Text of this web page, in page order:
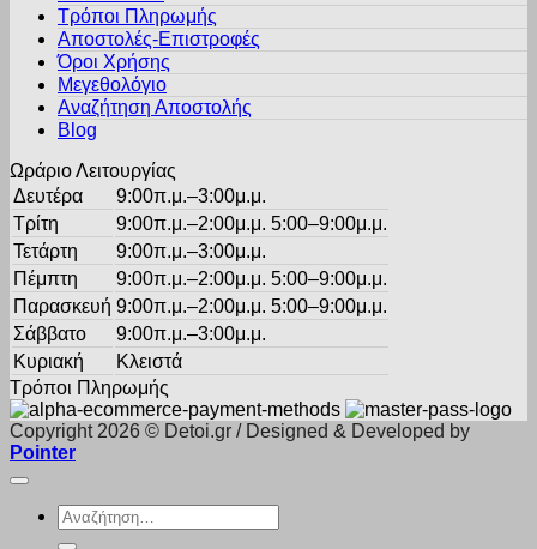
προϊόντος
μπορούν
επιλεγούν
σελίδα
Τρόποι Πληρωμής
Αποστολές-Επιστροφές
Όροι Χρήσης
Μεγεθολόγιο
Αναζήτηση Αποστολής
Blog
Ωράριο Λειτουργίας
Δευτέρα
9:00π.μ.–3:00μ.μ.
Τρίτη
9:00π.μ.–2:00μ.μ. 5:00–9:00μ.μ.
Τετάρτη
9:00π.μ.–3:00μ.μ.
Πέμπτη
9:00π.μ.–2:00μ.μ. 5:00–9:00μ.μ.
Παρασκευή 9:00π.μ.–2:00μ.μ. 5:00–9:00μ.μ.
Σάββατο
9:00π.μ.–3:00μ.μ.
Κυριακή
Κλειστά
Τρόποι Πληρωμής
Copyright 2026 © Detoi.gr / Designed & Developed by
Pointer
Αναζήτηση
για: